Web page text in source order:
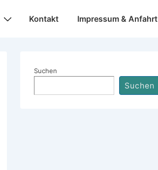
Kontakt Impressum & Anfahrt
Suchen
Suchen